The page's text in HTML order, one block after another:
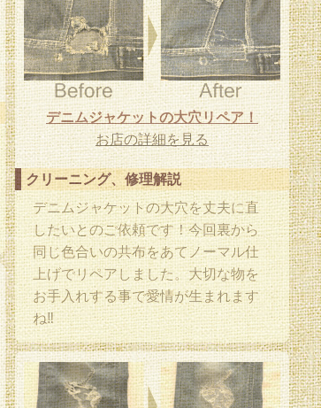
デニムジャケットの大穴リペア！
お店の詳細を見る
クリーニング、修理解説
デニムジャケットの大穴を丈夫に直
したいとのご依頼です！今回裏から
同じ色合いの共布をあてノーマル仕
上げでリペアしました。大切な物を
お手入れする事で愛情が生まれます
ね‼︎